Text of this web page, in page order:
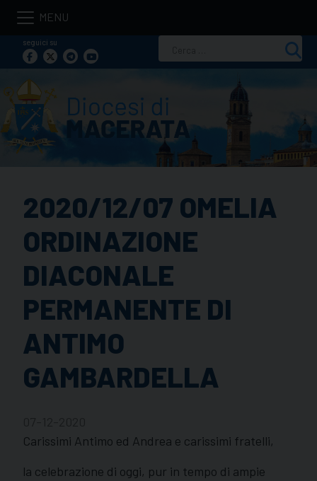
Skip
contentseguici su
per:
2020/12/07 OMELIA
ORDINAZIONE
DIACONALE
PERMANENTE DI
ANTIMO
GAMBARDELLA
Carissimi Antimo ed Andrea e carissimi fratelli,
la celebrazione di oggi, pur in tempo di ampie